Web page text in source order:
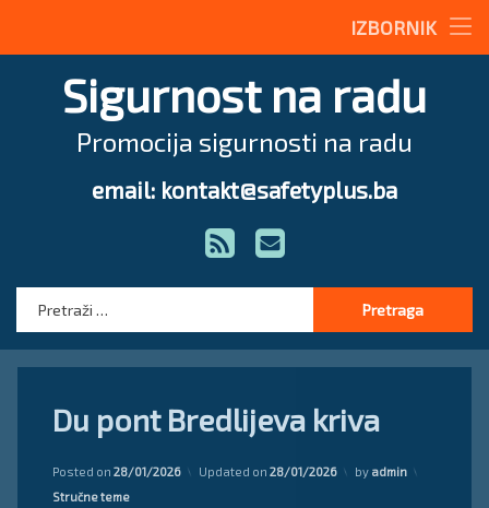
IZBORNIK
Radne upute
Radne upute
Građevinarstvo
Drvoprerađivačka industrija
Metalna industrija
Magazin
Pravilnici
Zakoni
Stručna pomoć
Stručna pomoć
Način prijave povrede na radu
Sigurnost na radu
Promocija sigurnosti na radu
email: kontakt@safetyplus.ba
RSS E-mail
Du pont Bredlijeva kriva
Posted on 28/01/2026 Updated on 28/01/2026 by admin
Kategorije:
Stručne teme